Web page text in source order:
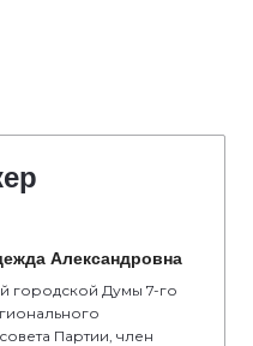
Александровна
городской Думы 7-го
Партии, член